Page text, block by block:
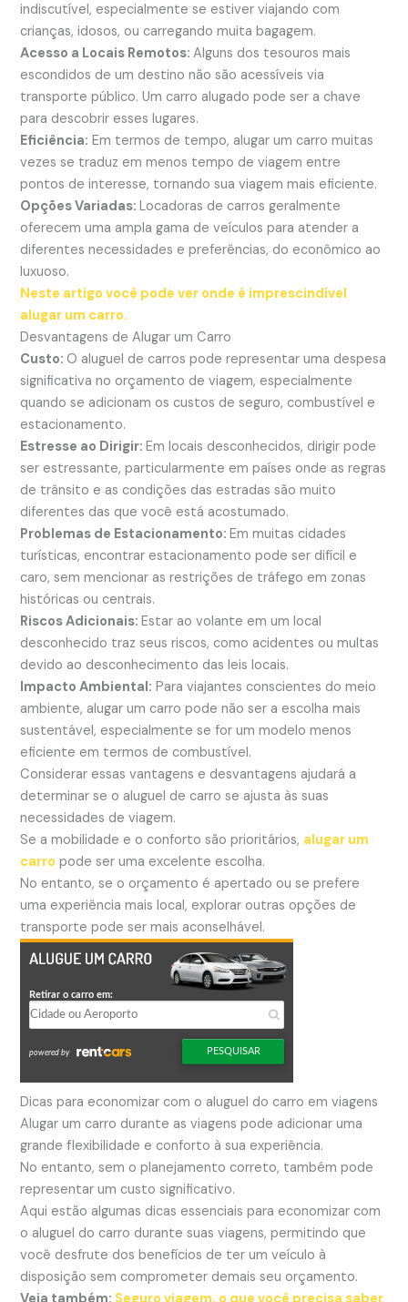
indiscutível, especialmente se estiver viajando com
crianças, idosos, ou carregando muita bagagem.
Acesso a Locais Remotos:Alguns dos tesouros mais
escondidos de um destino não são acessíveis via
transporte público. Um carro alugado pode ser a chave
para descobrir esses lugares.
Eficiência: Em termos de tempo, alugar um carro muitas
vezes se traduz em menos tempo de viagem entre
pontos de interesse, tornando sua viagem mais eficiente.
Opções Variadas:Locadoras de carros geralmente
oferecem uma ampla gama de veículos para atender a
diferentes necessidades e preferências, do econômico ao
luxuoso.
Neste artigo você pode ver onde é imprescindível
alugar um carro.
Desvantagens de Alugar um Carro
Custo:O aluguel de carros pode representar uma despesa
significativa no orçamento de viagem, especialmente
quando se adicionam os custos de seguro, combustível e
estacionamento.
Estresse ao Dirigir:Em locais desconhecidos, dirigir pode
ser estressante, particularmente em países onde as regras
de trânsito e as condições das estradas são muito
diferentes das que você está acostumado.
Problemas de Estacionamento:Em muitas cidades
turísticas, encontrar estacionamento pode ser difícil e
caro, sem mencionar as restrições de tráfego em zonas
históricas ou centrais.
Riscos Adicionais:Estar ao volante em um local
desconhecido traz seus riscos, como acidentes ou multas
devido ao desconhecimento das leis locais.
Impacto Ambiental: Para viajantes conscientes do meio
ambiente, alugar um carro pode não ser a escolha mais
sustentável, especialmente se for um modelo menos
eficiente em termos de combustível.
Considerar essas vantagens e desvantagens ajudará a
determinar se o aluguel de carro se ajusta às suas
necessidades de viagem.
Se a mobilidade e o conforto são prioritários, alugar um
carro pode ser uma excelente escolha.
No entanto, se o orçamento é apertado ou se prefere
uma experiência mais local, explorar outras opções de
transporte pode ser mais aconselhável.
Dicas para economizar com o aluguel do carro em viagens
Alugar um carro durante as viagens pode adicionar uma
grande flexibilidade e conforto à sua experiência.
No entanto, sem o planejamento correto, também pode
representar um custo significativo.
Aqui estão algumas dicas essenciais para economizar com
o aluguel do carro durante suas viagens, permitindo que
você desfrute dos benefícios de ter um veículo à
disposição sem comprometer demais seu orçamento.